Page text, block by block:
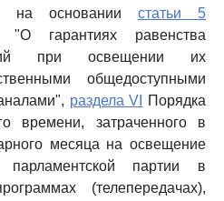
на основании статьи 5
"О гарантиях равенства
при освещении их
общедоступными
раздела VI
Порядка
времени, затраченного в
месяца на освещение
парламентской партии в
(телепередачах),